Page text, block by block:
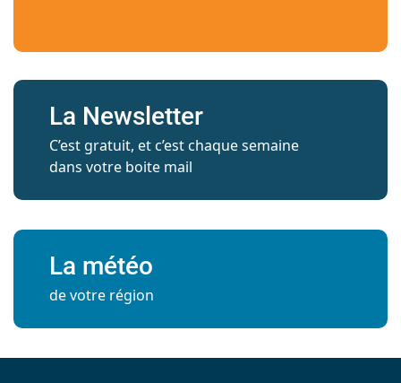
La Newsletter
C’est gratuit, et c’est chaque semaine
dans votre boite mail
La météo
de votre région